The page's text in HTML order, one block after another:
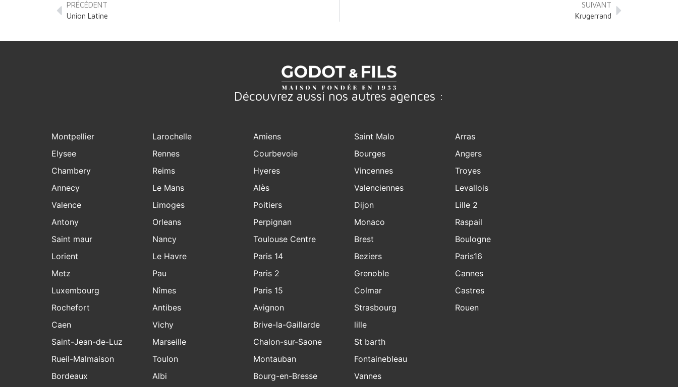
PRÉCÉDENT
Union Latine
SUIVANT
Krugerrand
Découvrez aussi nos autres agences :
Montpellier
Elysee
Chambery
Annecy
Valence
Antony
Saint maur
Lorient
Metz
Luxembourg
Rochefort
Larochelle
Rennes
Reims
Le Mans
Limoges
Orleans
Nancy
Le Havre
Pau
Nîmes
Antibes
Amiens
Courbevoie
Hyeres
Alès
Poitiers
Perpignan
Toulouse Centre
Paris 14
Paris 2
Paris 15
Avignon
Saint Malo
Bourges
Vincennes
Valenciennes
Dijon
Monaco
Brest
Beziers
Grenoble
Colmar
Strasbourg
Arras
Angers
Troyes
Levallois
Lille 2
Raspail
Boulogne
Paris16
Cannes
Castres
Rouen
Caen
Saint-Jean-de-Luz
Rueil-Malmaison
Bordeaux
Vichy
Marseille
Toulon
Albi
Brive-la-Gaillarde
Chalon-sur-Saone
Montauban
Bourg-en-Bresse
lille
St barth
Fontainebleau
Vannes